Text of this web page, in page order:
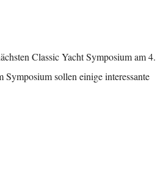
Classic Yacht Symposium am 4.
Symposium sollen einige interessante